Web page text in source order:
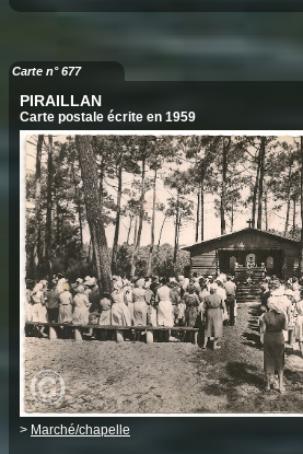
Carte n° 677
PIRAILLAN
Carte postale écrite en 1959
> Marché/chapelle